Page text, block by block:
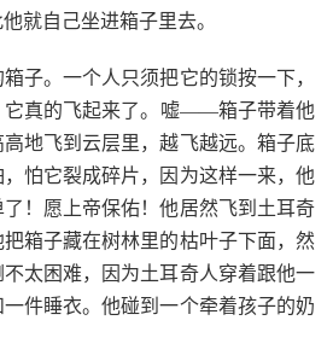
就自己坐进箱子里去。
。一个人只须把它的锁按一下，
它真的飞起来了。嘘——箱子带着他
地飞到云层里，越飞越远。箱子底
怕它裂成碎片，因为这样一来，他
！愿上帝保佑！他居然飞到土耳奇
箱子藏在树林里的枯叶子下面，然
太困难，因为土耳奇人穿着跟他一
件睡衣。他碰到一个牵着孩子的奶